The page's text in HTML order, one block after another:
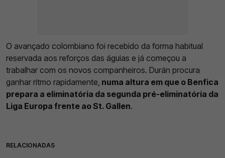
O avançado colombiano foi recebido da forma habitual
reservada aos reforços das águias e já começou a
trabalhar com os novos companheiros. Durán procura
ganhar ritmo rapidamente, numa altura em que o Benfica
prepara a eliminatória da segunda pré-eliminatória da
Liga Europa frente ao St. Gallen.
RELACIONADAS